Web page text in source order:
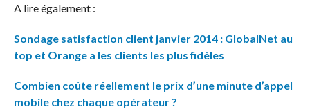
A lire également :
Sondage satisfaction client janvier 2014 : GlobalNet au
top et Orange a les clients les plus fidèles
Combien coûte réellement le prix d’une minute d’appel
mobile chez chaque opérateur ?